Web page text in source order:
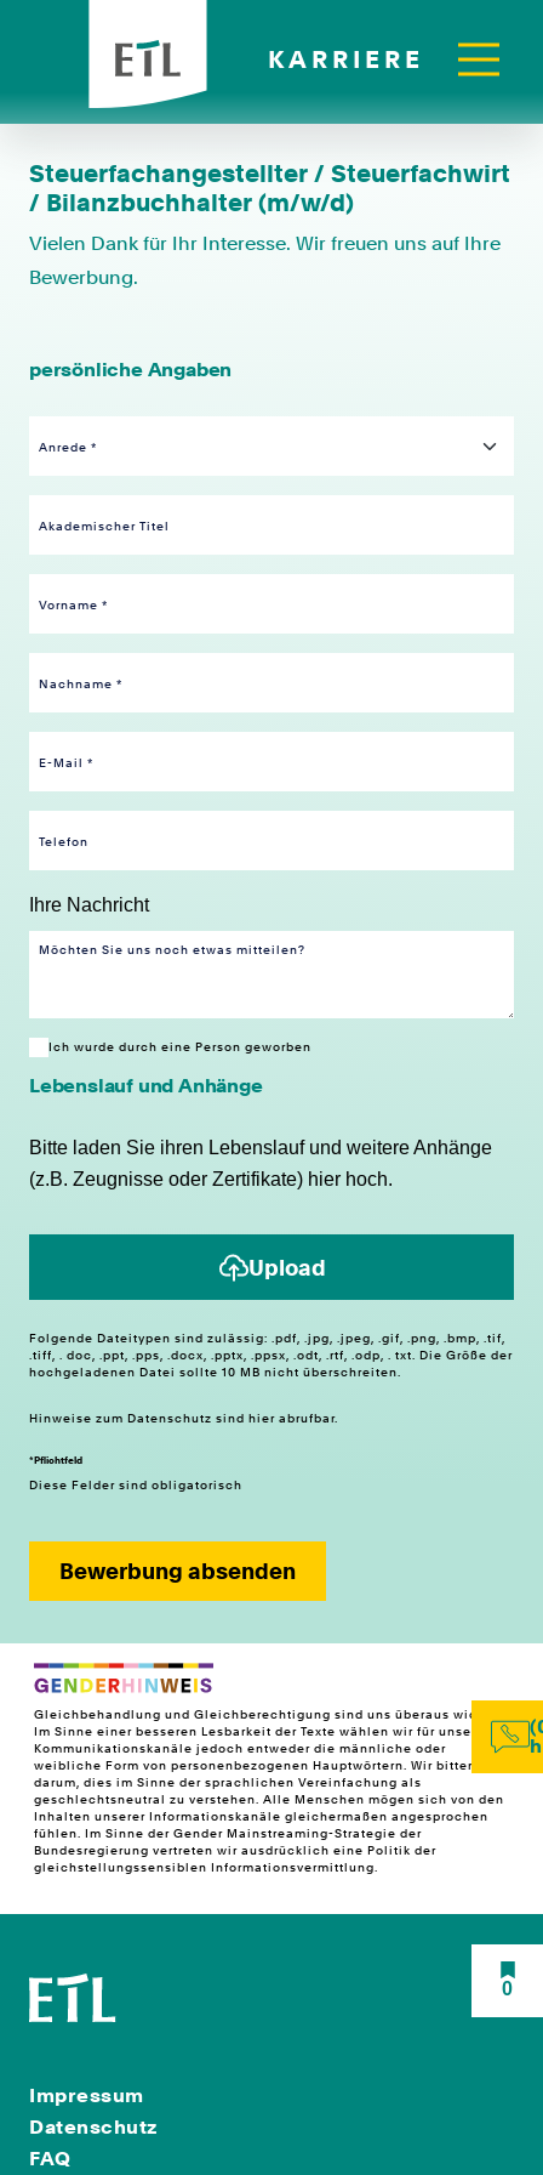
KARRIERE
0
Steuerfachangestellter / Steuerfachwirt
/ Bilanzbuchhalter (m/w/d)
Vielen Dank für Ihr Interesse. Wir freuen uns auf Ihre
Bewerbung.
persönliche Angaben
Ihre Nachricht
Ich wurde durch eine Person geworben
Lebenslauf und Anhänge
Bitte laden Sie ihren Lebenslauf und weitere Anhänge
(z.B. Zeugnisse oder Zertifikate) hier hoch.
Upload
Folgende Dateitypen sind zulässig: .pdf, .jpg, .jpeg, .gif, .png, .bmp, .tif,
.tiff, . doc, .ppt, .pps, .docx, .pptx, .ppsx, .odt, .rtf, .odp, . txt. Die Größe der
hochgeladenen Datei sollte 10 MB nicht überschreiten.
Hinweise zum Datenschutz sind hier abrufbar.
*Pflichtfeld
Diese Felder sind obligatorisch
Bewerbung absenden
Gleichbehandlung und Gleichberechtigung sind uns überaus wichtig!
Im Sinne einer besseren Lesbarkeit der Texte wählen wir für unsere
Kommunikationskanäle jedoch entweder die männliche oder
weibliche Form von personenbezogenen Hauptwörtern. Wir bitten
darum, dies im Sinne der sprachlichen Vereinfachung als
geschlechtsneutral zu verstehen. Alle Menschen mögen sich von den
Inhalten unserer Informationskanäle gleichermaßen angesprochen
fühlen. Im Sinne der Gender Mainstreaming-Strategie der
Bundesregierung vertreten wir ausdrücklich eine Politik der
gleichstellungssensiblen Informationsvermittlung.
Impressum
Datenschutz
FAQ